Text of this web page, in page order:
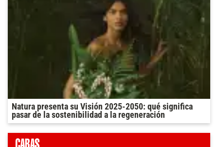
Natura presenta su Visión 2025-2050: qué significa
pasar de la sostenibilidad a la regeneración